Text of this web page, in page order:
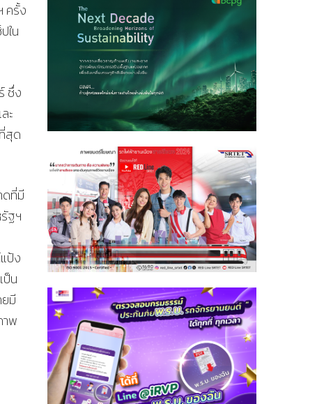
ครั้ง
ใน
ซึ่ง
ะ
สุด
ดที่มี
ฐฯ
ป้ง
ป็น
มี
าพ